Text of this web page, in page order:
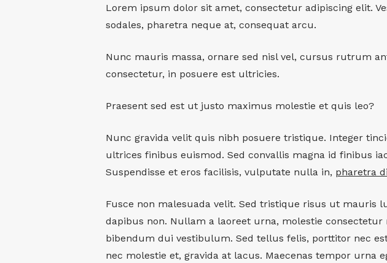
Lorem ipsum dolor sit amet, consectetur adipiscing elit.
sodales, pharetra neque at, consequat arcu.
Nunc mauris massa, ornare sed nisl vel, cursus rutrum
consectetur, in posuere est ultricies.
Praesent sed est ut justo maximus molestie et quis leo?
Nunc gravida velit quis nibh posuere tristique. Integer
ultrices finibus euismod. Sed convallis magna id finibus
Suspendisse et eros facilisis, vulputate nulla in, pharetra
Fusce non malesuada velit. Sed tristique risus ut
dapibus non. Nullam a laoreet urna, molestie
bibendum dui vestibulum. Sed tellus felis, porttitor nec
nec molestie et, gravida at lacus. Maecenas tempor urna